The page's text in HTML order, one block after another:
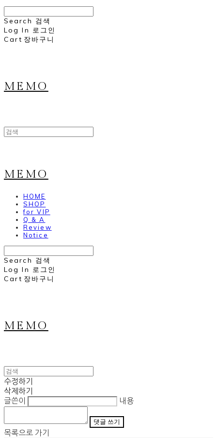
Search 검색
Log In 로그인
Cart 장바구니
MEMO
MEMO
HOME
SHOP
for VIP
Q & A
Review
Notice
Search 검색
Log In 로그인
Cart 장바구니
MEMO
수정하기
삭제하기
글쓴이
내용
댓글 쓰기
목록으로 가기